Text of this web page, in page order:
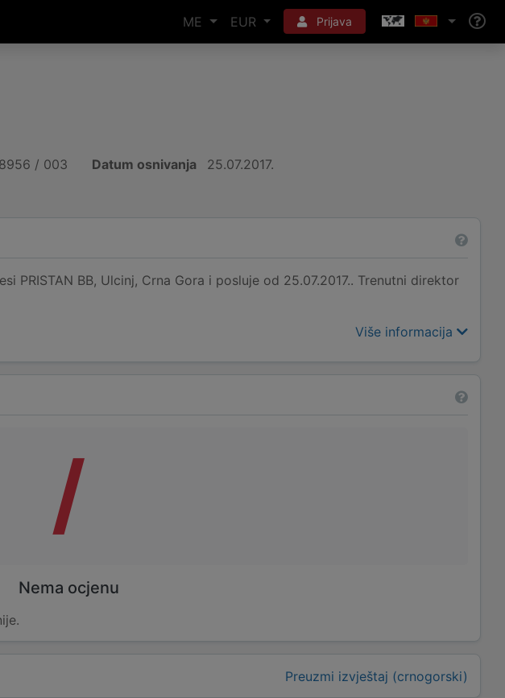
ME EUR Prijava
/ 003 Datum osnivanja 25.07.2017.
PRISTAN BB, Ulcinj, Crna Gora i posluje od 25.07.2017.. Trenutni direktor
Više informacija
Preuzmi izvještaj (crnogorski)
/
Nema ocjenu